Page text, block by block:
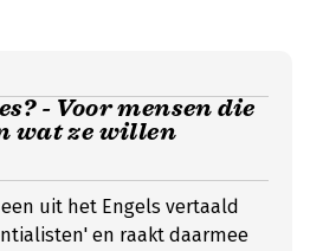
- Voor mensen die
wat ze willen
uit het Engels vertaald
en raakt daarmee